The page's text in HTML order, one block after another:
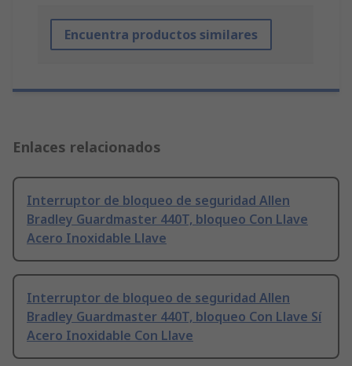
Encuentra productos similares
Enlaces relacionados
Interruptor de bloqueo de seguridad Allen
Bradley Guardmaster 440T, bloqueo Con Llave
Acero Inoxidable Llave
Interruptor de bloqueo de seguridad Allen
Bradley Guardmaster 440T, bloqueo Con Llave Sí
Acero Inoxidable Con Llave